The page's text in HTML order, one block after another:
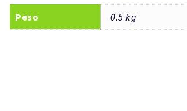
Peso 0.5 kg